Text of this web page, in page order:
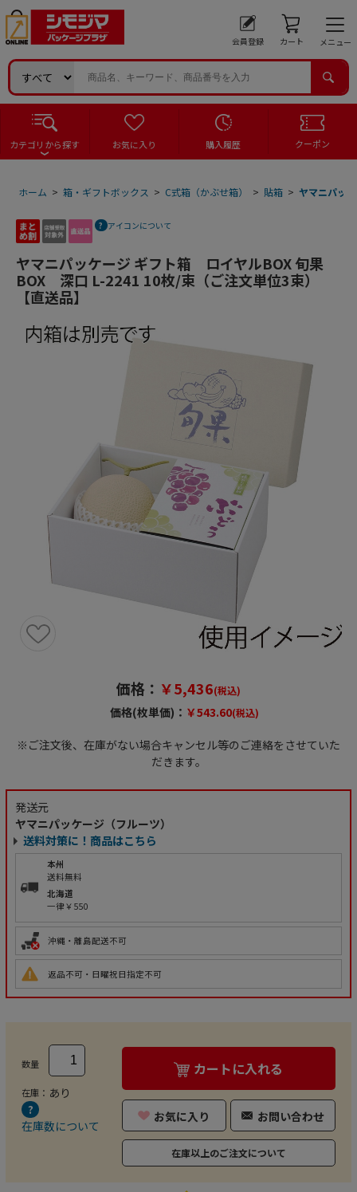
会員登録 カート メニュー
カテゴリから探す お気に入り 購入履歴 クーポン
ホーム > 箱・ギフトボックス > C式箱（かぶせ箱） > 貼箱 > ヤマニパッ
アイコンについて
ヤマニパッケージ ギフト箱 ロイヤルBOX 旬果
BOX 深口 L-2241 10枚/束（ご注文単位3束）
【直送品】
価格： ￥5,436(税込)
価格(枚単価)： ￥543.60(税込)
※ご注文後、在庫がない場合キャンセル等のご連絡をさせていた
だきます。
発送元
ヤマニパッケージ（フルーツ）
送料対策に！商品はこちら
本州
送料無料
北海道
一律￥550
沖縄・離島配送不可
返品不可・日曜祝日指定不可
数量
在庫： あり
在庫数について
カートに入れる
お気に入り お問い合わせ
在庫以上のご注文について